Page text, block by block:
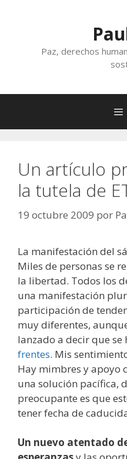
Paz, derechos
Un artículo
la tutela de
19 octubre 2009 por
La manifestación del
Miles de personas se
la libertad. Todos los
una manifestación
participación de
muy diferentes,
lanzado a decir que se
frentes. Mis
Hay mimbres y
una solución pacífica,
preocupante es que
tener fecha de
Un nuevo atentado